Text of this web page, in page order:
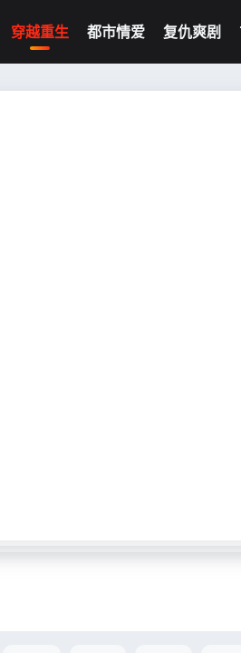
穿越重生 都市情爱 复仇爽剧